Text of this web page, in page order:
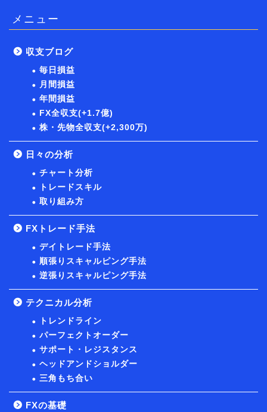
メニュー
収支ブログ
毎日損益
月間損益
年間損益
FX全収支(+1.7億)
株・先物全収支(+2,300万)
日々の分析
チャート分析
トレードスキル
取り組み方
FXトレード手法
デイトレード手法
順張りスキャルピング手法
逆張りスキャルピング手法
テクニカル分析
トレンドライン
パーフェクトオーダー
サポート・レジスタンス
ヘッドアンドショルダー
三角もち合い
FXの基礎